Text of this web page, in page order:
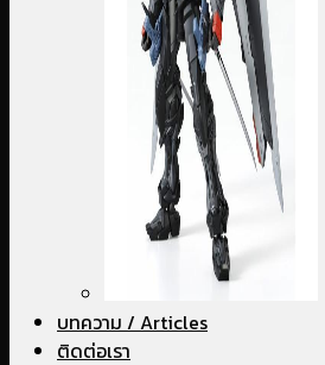
บทความ / Articles
ติดต่อเรา